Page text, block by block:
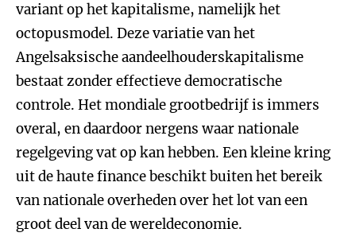
variant op het kapitalisme, namelijk het
octopusmodel. Deze variatie van het
Angelsaksische aandeelhouderskapitalisme
bestaat zonder effectieve democratische
controle. Het mondiale grootbedrijf is immers
overal, en daardoor nergens waar nationale
regelgeving vat op kan hebben. Een kleine kring
uit de haute finance beschikt buiten het bereik
van nationale overheden over het lot van een
groot deel van de wereldeconomie.